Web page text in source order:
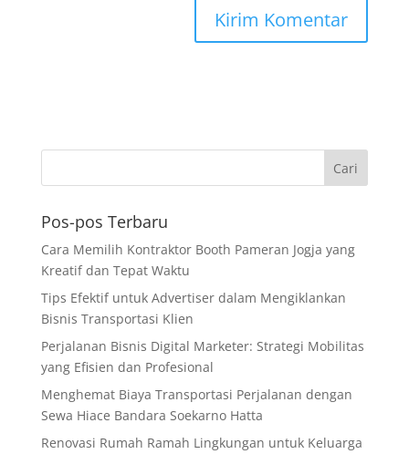
Pos-pos Terbaru
Cara Memilih Kontraktor Booth Pameran Jogja yang
Kreatif dan Tepat Waktu
Tips Efektif untuk Advertiser dalam Mengiklankan
Bisnis Transportasi Klien
Perjalanan Bisnis Digital Marketer: Strategi Mobilitas
yang Efisien dan Profesional
Menghemat Biaya Transportasi Perjalanan dengan
Sewa Hiace Bandara Soekarno Hatta
Renovasi Rumah Ramah Lingkungan untuk Keluarga